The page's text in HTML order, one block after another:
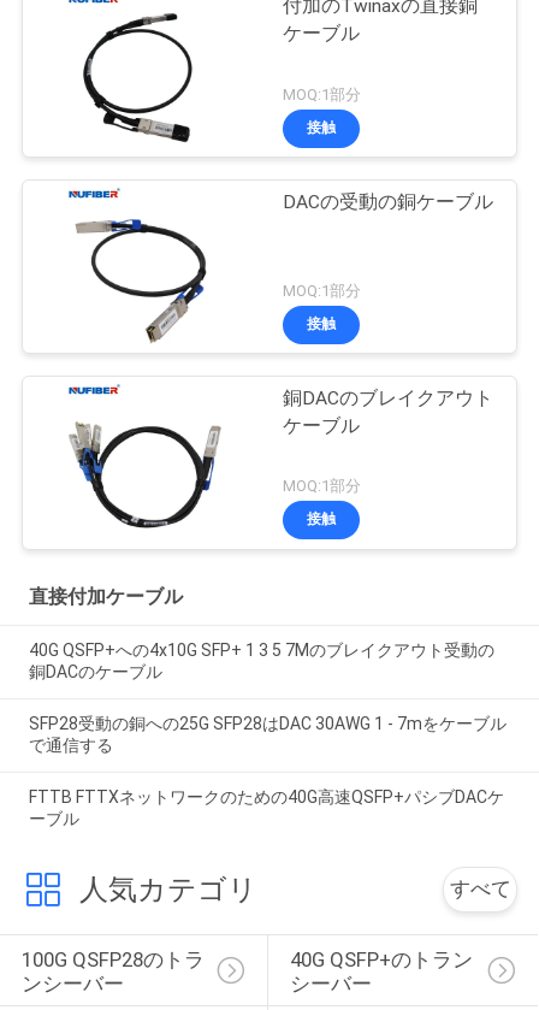
付加のTwinaxの直接銅
ケーブル
MOQ:1部分
接触
DACの受動の銅ケーブル
MOQ:1部分
接触
銅DACのブレイクアウト
ケーブル
MOQ:1部分
接触
直接付加ケーブル
40G QSFP+への4x10G SFP+ 1 3 5 7Mのブレイクアウト受動の
銅DACのケーブル
SFP28受動の銅への25G SFP28はDAC 30AWG 1 - 7mをケーブル
で通信する
FTTB FTTXネットワークのための40G高速QSFP+パシブDACケ
ーブル
人気カテゴリ すべて
100G QSFP28のトラ
ンシーバー
40G QSFP+のトラン
シーバー